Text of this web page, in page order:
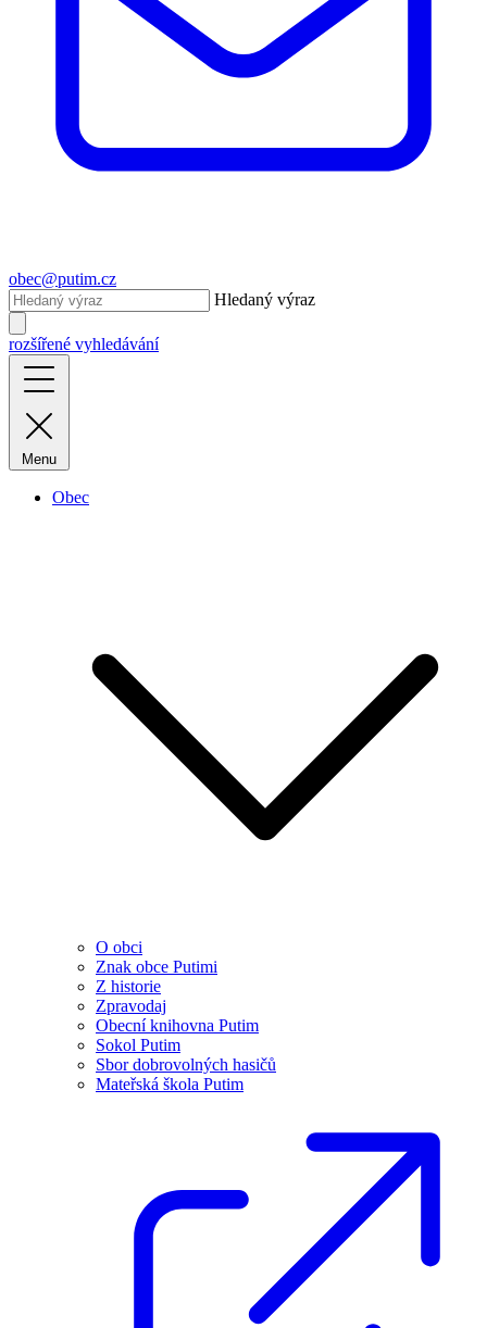
obec@putim.cz
Hledaný výraz
rozšířené vyhledávání
Menu
Obec
O obci
Znak obce Putimi
Z historie
Zpravodaj
Obecní knihovna Putim
Sokol Putim
Sbor dobrovolných hasičů
Mateřská škola Putim